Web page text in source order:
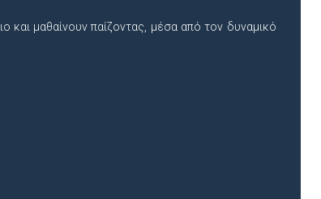
και μαθαίνουν παίζοντας, μέσα από τον δυναμικό